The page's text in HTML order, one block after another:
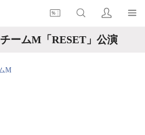
ームM「RESET」公演
M